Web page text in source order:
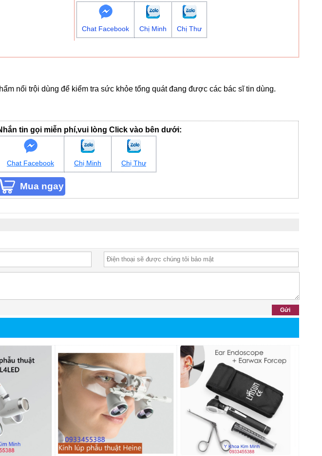
Chat Facebook Chị Minh Chị Thư
nổi trội dùng để kiểm tra sức khỏe tổng quát đang được các bác sĩ tin dùng.
tin gọi miễn phí,vui lòng Click vào bên dưới:
Chat Facebook Chị Minh Chị Thư